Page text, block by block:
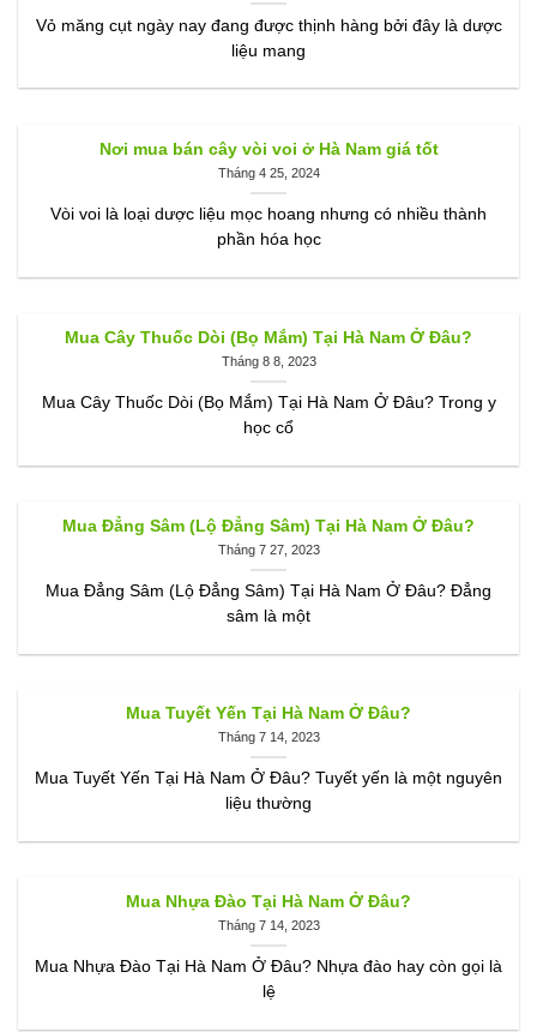
Vỏ măng cụt ngày nay đang được thịnh hàng bởi đây là dược
liệu mang
Nơi mua bán cây vòi voi ở Hà Nam giá tốt
Tháng 4 25, 2024
Vòi voi là loại dược liệu mọc hoang nhưng có nhiều thành
phần hóa học
Mua Cây Thuốc Dòi (Bọ Mắm) Tại Hà Nam Ở Đâu?
Tháng 8 8, 2023
Mua Cây Thuốc Dòi (Bọ Mắm) Tại Hà Nam Ở Đâu? Trong y
học cổ
Mua Đẳng Sâm (Lộ Đẳng Sâm) Tại Hà Nam Ở Đâu?
Tháng 7 27, 2023
Mua Đẳng Sâm (Lộ Đẳng Sâm) Tại Hà Nam Ở Đâu? Đẳng
sâm là một
Mua Tuyết Yến Tại Hà Nam Ở Đâu?
Tháng 7 14, 2023
Mua Tuyết Yến Tại Hà Nam Ở Đâu? Tuyết yến là một nguyên
liệu thường
Mua Nhựa Đào Tại Hà Nam Ở Đâu?
Tháng 7 14, 2023
Mua Nhựa Đào Tại Hà Nam Ở Đâu? Nhựa đào hay còn gọi là
lệ